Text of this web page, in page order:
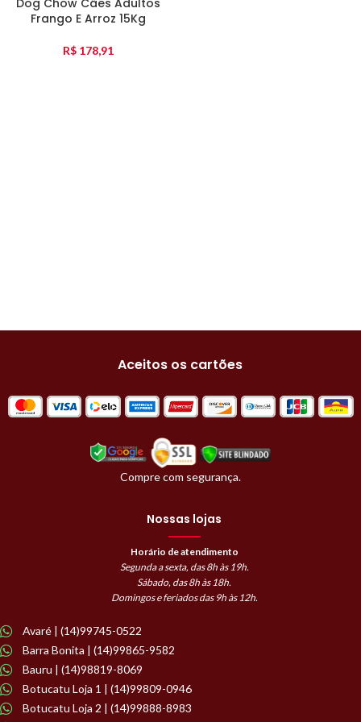
Dog Chow Cães Adultos
Frango E Arroz 15Kg
R$ 178,91
Aceitos os cartões
Compre com segurança.
Nossas lojas
Horário de atendimento
Segunda a sexta, das 8h às 19h.
Sábado, das 8h às 18h.
Domingos e feriados das 9h às 12h.
Avaré | (14)99745-0522
Barra Bonita | (14)99865-9582
Bauru | (14)98819-8069
Botucatu Loja 1 | (14)99809-0946
Botucatu Loja 2 | (14)99888-8983